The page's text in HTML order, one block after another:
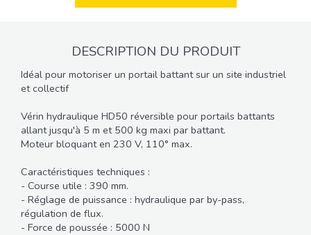
DESCRIPTION DU PRODUIT
Idéal pour motoriser un portail battant sur un site industriel
et collectif
Vérin hydraulique HD50 réversible pour portails battants
allant jusqu'à 5 m et 500 kg maxi par battant.
Moteur bloquant en 230 V, 110° max.
Caractéristiques techniques :
- Course utile : 390 mm.
- Réglage de puissance : hydraulique par by-pass,
régulation de flux.
- Force de poussée : 5000 N